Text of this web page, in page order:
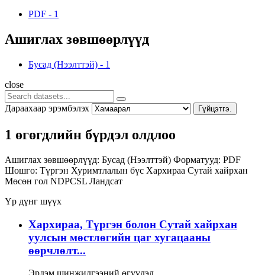
PDF - 1
Ашиглах зөвшөөрлүүд
Бусад (Нээлттэй) - 1
close
Дараахаар эрэмбэлэх Гүйцэтгэ.
1 өгөгдлийн бүрдэл олдлоо
Ашиглах зөвшөөрлүүд: Бусад (Нээлттэй) Форматууд: PDF
Шошго: Түргэн Хуримтлалын бүс Хархираа Сутай хайрхан
Мөсөн гол NDPCSL Ландсат
Үр дүнг шүүх
Хархираа, Түргэн болон Сутай хайрхан
уулсын мөстлөгийн цаг хугацааны
өөрчлөлт...